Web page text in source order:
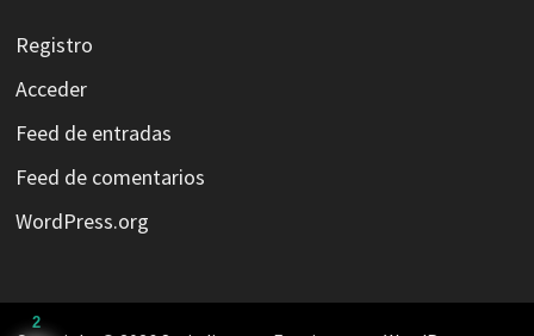
Registro
Acceder
Feed de entradas
Feed de comentarios
WordPress.org
2